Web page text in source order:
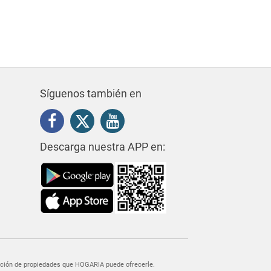
Síguenos también en
Descarga nuestra APP en:
de propiedades que HOGARIA puede ofrecerle.